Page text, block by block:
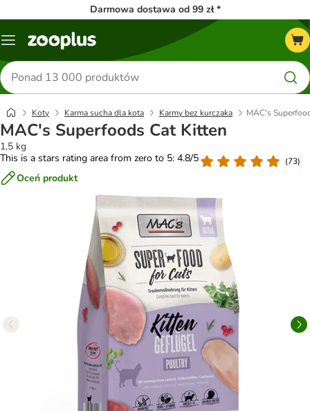
Darmowa dostawa od 99 zł *
Menu
Szukaj
produktów
Koty Karma sucha dla kota Karmy bez kurczaka MAC's
MAC's Superfoods Cat Kitten
1,5 kg
This is a stars rating area from zero to 5: 4.8/5
(73)
Oceń produkt